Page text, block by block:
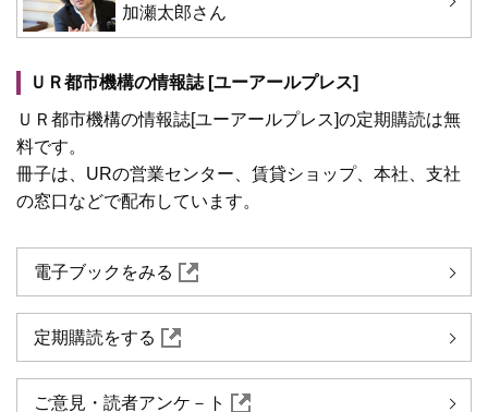
加瀬太郎さん
ＵＲ都市機構の情報誌 [ユーアールプレス]
ＵＲ都市機構の情報誌[ユーアールプレス]の定期購読は無
料です。
冊子は、URの営業センター、賃貸ショップ、本社、支社
の窓口などで配布しています。
電子ブックをみる
定期購読をする
ご意見・読者アンケ－ト